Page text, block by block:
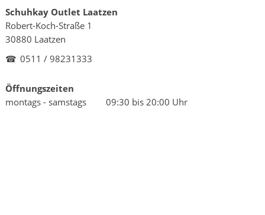
Schuhkay Outlet Laatzen
Robert-Koch-Straße 1
30880 Laatzen
☎ 0511 / 98231333
Öffnungszeiten
montags - samstags
09:30 bis 20:00 Uhr